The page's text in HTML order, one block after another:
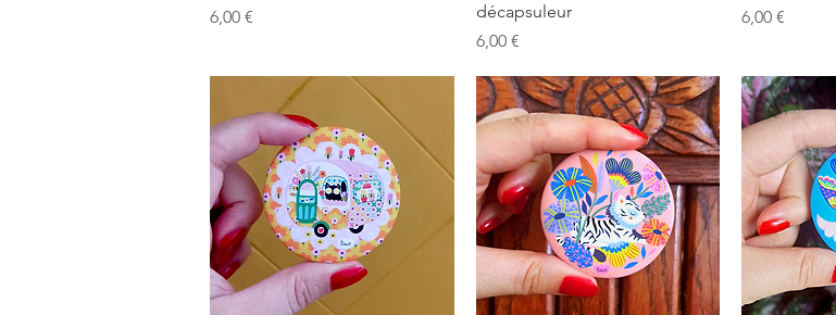
Prix
6,00 €
décapsuleur
Prix
6,00 €
Prix
6,00 €